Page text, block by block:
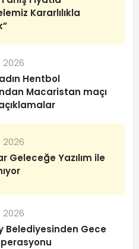
Kararlılıkla
2026
Hentbol
Macaristan maçı
2026
Geleceğe Yazılım ile
2026
Belediyesinden Gece